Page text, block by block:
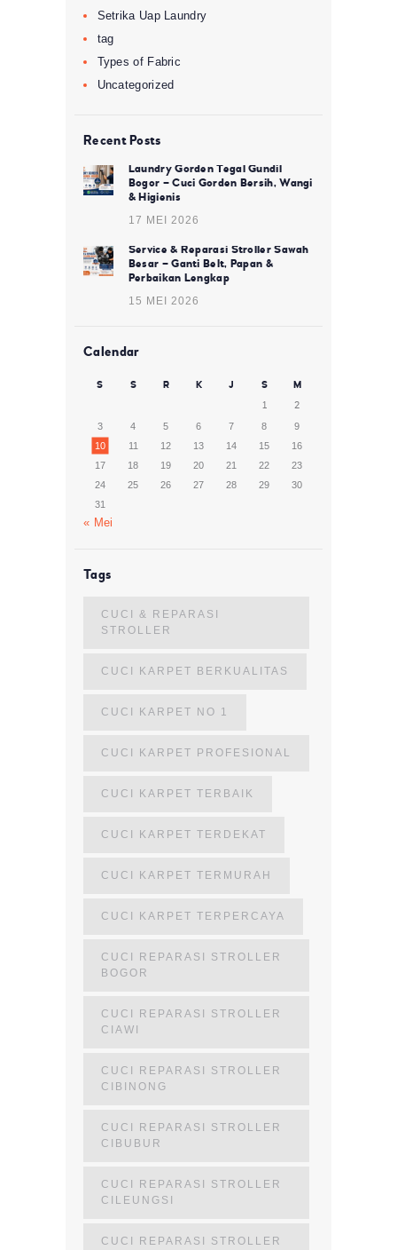
Setrika Uap Laundry
tag
Types of Fabric
Uncategorized
Recent Posts
Laundry Gorden Tegal Gundil
Bogor – Cuci Gorden Bersih, Wangi
& Higienis
17 MEI 2026
Service & Reparasi Stroller Sawah
Besar – Ganti Belt, Papan &
Perbaikan Lengkap
15 MEI 2026
Calendar
S S R K J S
M
1
2
3 4 5 6 7 8
9
10
11 12 13 14 15
16
17
18 19 20 21 22
23
24
25 26 27 28 29
30
31
« Mei
Tags
CUCI & REPARASI
STROLLER
CUCI KARPET BERKUALITAS
CUCI KARPET NO 1
CUCI KARPET PROFESIONAL
CUCI KARPET TERBAIK
CUCI KARPET TERDEKAT
CUCI KARPET TERMURAH
CUCI KARPET TERPERCAYA
CUCI REPARASI STROLLER
BOGOR
CUCI REPARASI STROLLER
CIAWI
CUCI REPARASI STROLLER
CIBINONG
CUCI REPARASI STROLLER
CIBUBUR
CUCI REPARASI STROLLER
CILEUNGSI
CUCI REPARASI STROLLER